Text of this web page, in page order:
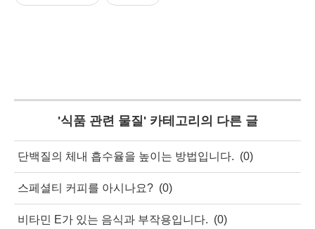
'식품 관련 물질' 카테고리의 다른 글
단백질의 체내 흡수율을 높이는 방법입니다. (0)
스페셜티 커피를 아시나요? (0)
비타민 E가 있는 음식과 부작용입니다. (0)